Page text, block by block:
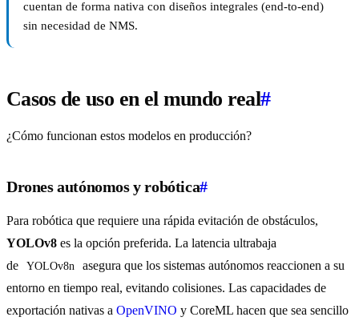
cuentan de forma nativa con diseños integrales (end-to-end)
sin necesidad de NMS.
Casos de uso en el mundo real#
¿Cómo funcionan estos modelos en producción?
Drones autónomos y robótica#
Para robótica que requiere una rápida evitación de obstáculos,
YOLOv8 es la opción preferida. La latencia ultrabaja
de
YOLOv8n
asegura que los sistemas autónomos reaccionen a su
entorno en tiempo real, evitando colisiones. Las capacidades de
exportación nativas a OpenVINO y CoreML hacen que sea sencillo